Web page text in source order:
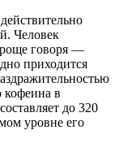
Человек
говоря —
приходится
кофеина в
до 320
уровне его